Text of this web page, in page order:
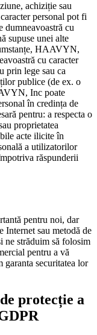
achiziție sau
personal pot fi
dumneavoastră cu
supuse unei alte
HAAVYN,
cu caracter
prin lege sau ca
publice (de ex. o
Inc poate
în credința de
pentru: a respecta o
proprietatea
acte ilicite în
a utilizatorilor
răspunderii
pentru noi, dar
Internet sau metodă de
ne străduim să folosim
pentru a vă
garanta securitatea lor
protecție a